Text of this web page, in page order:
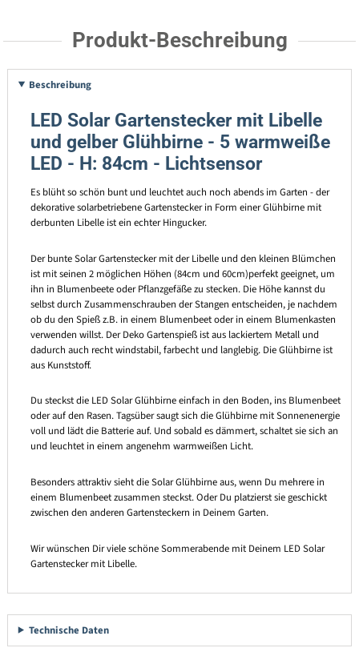
Produkt-Beschreibung
Beschreibung
LED Solar Gartenstecker mit Libelle
und gelber Glühbirne - 5 warmweiße
LED - H: 84cm - Lichtsensor
Es blüht so schön bunt und leuchtet auch noch abends im Garten - der
dekorative solarbetriebene Gartenstecker in Form einer Glühbirne mit
derbunten Libelle ist ein echter Hingucker.
Der bunte Solar Gartenstecker mit der Libelle und den kleinen Blümchen
ist mit seinen 2 möglichen Höhen (84cm und 60cm)perfekt geeignet, um
ihn in Blumenbeete oder Pflanzgefäße zu stecken. Die Höhe kannst du
selbst durch Zusammenschrauben der Stangen entscheiden, je nachdem
ob du den Spieß z.B. in einem Blumenbeet oder in einem Blumenkasten
verwenden willst. Der Deko Gartenspieß ist aus lackiertem Metall und
dadurch auch recht windstabil, farbecht und langlebig. Die Glühbirne ist
aus Kunststoff.
Du steckst die LED Solar Glühbirne einfach in den Boden, ins Blumenbeet
oder auf den Rasen. Tagsüber saugt sich die Glühbirne mit Sonnenenergie
voll und lädt die Batterie auf. Und sobald es dämmert, schaltet sie sich an
und leuchtet in einem angenehm warmweißen Licht.
Besonders attraktiv sieht die Solar Glühbirne aus, wenn Du mehrere in
einem Blumenbeet zusammen steckst. Oder Du platzierst sie geschickt
zwischen den anderen Gartensteckern in Deinem Garten.
Wir wünschen Dir viele schöne Sommerabende mit Deinem LED Solar
Gartenstecker mit Libelle.
Technische Daten